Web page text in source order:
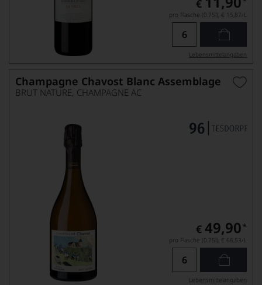
€
pro Flasche (0.75l), € 15,87/L
Lebensmittel­angaben
Champagne Chavost Blanc Assemblage
BRUT NATURE, CHAMPAGNE AC
€ 49,90 *
pro Flasche (0.75l), € 66,53/L
Lebensmittel­angaben